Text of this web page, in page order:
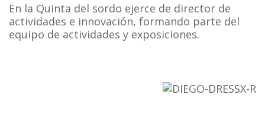
En la Quinta del sordo ejerce de director de
actividades e innovación, formando parte del
equipo de actividades y exposiciones.